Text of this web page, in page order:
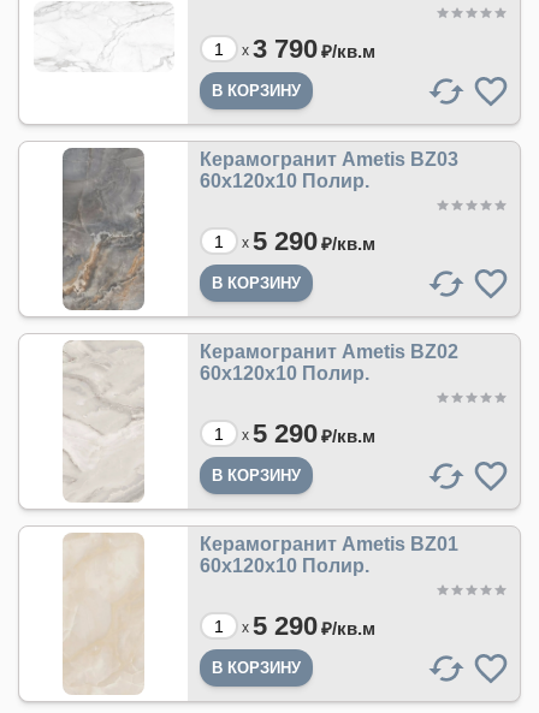
x 3 790₽/кв.м
Керамогранит Ametis BZ03
60x120x10 Полир.
x 5 290₽/кв.м
Керамогранит Ametis BZ02
60x120x10 Полир.
x 5 290₽/кв.м
Керамогранит Ametis BZ01
60x120x10 Полир.
x 5 290₽/кв.м